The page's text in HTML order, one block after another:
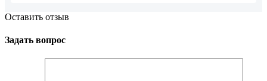
Оставить отзыв
Задать вопрос